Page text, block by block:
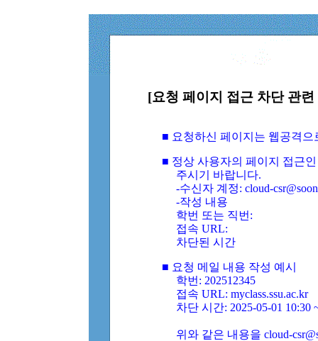
[요청 페이지 접근 차단 관
■ 요청하신 페이지는 웹공격
■ 정상 사용자의 페이지 접근
주시기 바랍니다.
-수신자 계정: cloud-
-작성 내용
학번 또는 직번:
접속 URL:
차단된 시간
■ 요청 메일 내용 작성 예시
학번: 202512345
접속 URL: myclass.ssu.ac.kr
차단 시간: 2025-05-01 10:30
위와 같은 내용을 cloud-